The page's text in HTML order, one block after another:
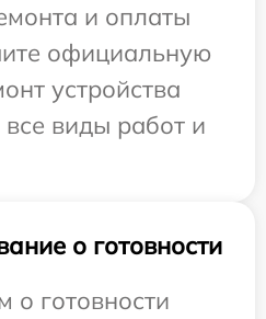
и оплаты
официальную
устройства
виды работ и
о готовности
готовности